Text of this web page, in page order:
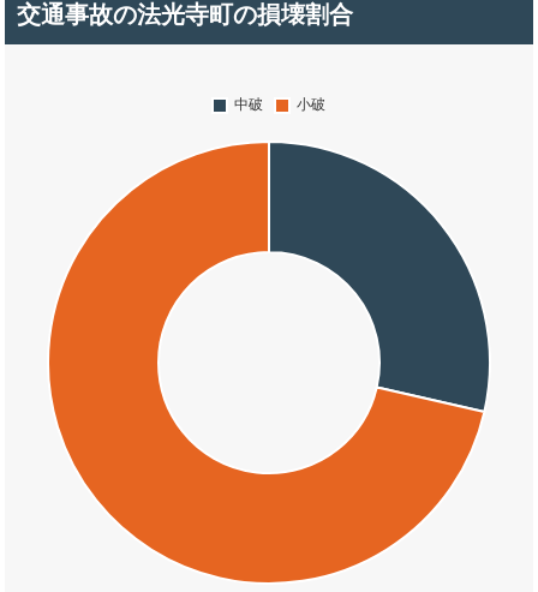
交通事故の法光寺町の損壊割合